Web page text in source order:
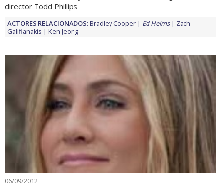
director Todd Phillips
ACTORES RELACIONADOS:Bradley Cooper Ed Helms
Zach
Galifianakis
Ken Jeong
06/09/2012